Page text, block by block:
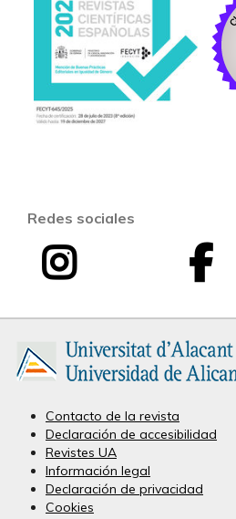
Redes sociales
I
s
t
a
g
r
n
v
e
s
t
F
c
e
o
Contacto de la revista
Declaración de accesibilidad
Revistes UA
Información legal
Declaración de privacidad
Cookies